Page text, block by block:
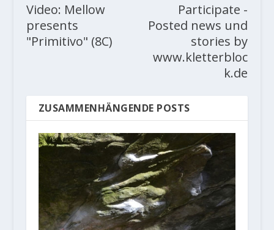
Video: Mellow
presents
"Primitivo" (8C)
Participate -
Posted news und
stories by
www.kletterbloc
k.de
ZUSAMMENHÄNGENDE POSTS